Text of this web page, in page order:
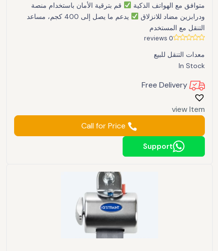
متوافق مع الهواتف الذكية
قم بترقية الأمان باستخدام منصة
ودرابزين مضاد للانزلاق
يدعم ما يصل إلى 400 كجم، مساعد
التنقل مع المستخدم
0 reviews
معدات التنقل للبيع
In Stock
Free Delivery
view Item
Support